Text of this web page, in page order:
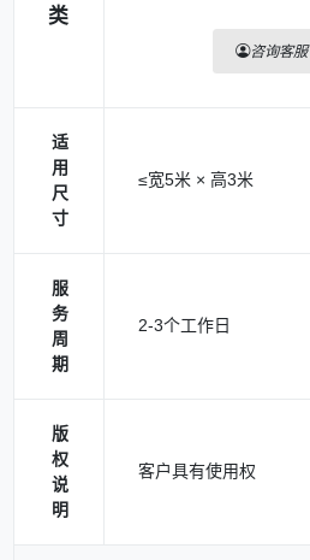
类
咨询客服
适
用
尺
寸
≤宽5米 × 高3米
服
务
周
期
2-3个工作日
版
权
说
明
客户具有使用权